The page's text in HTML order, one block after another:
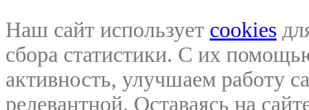
Наш сайт использует cookies
сбора статистики. С их
активность, улучшаем работу
релевантной. Оставаясь на